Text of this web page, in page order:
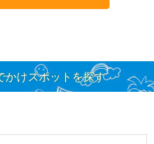
かけスポットを探す